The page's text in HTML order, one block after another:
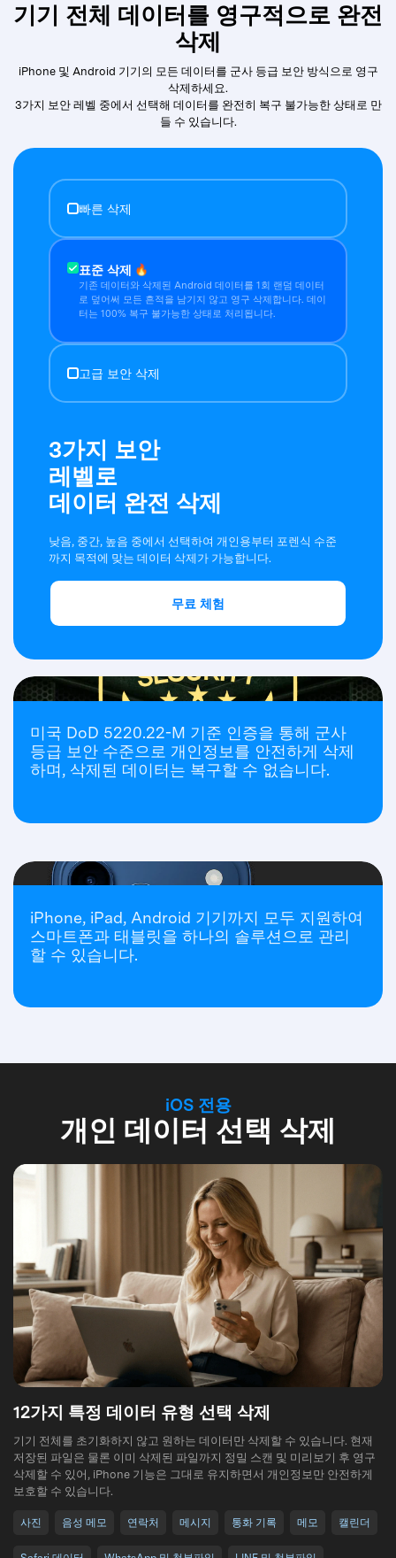
기기 전체 데이터를 영구적으로 완전
삭제
iPhone 및 Android 기기의 모든 데이터를 군사 등급 보안 방식으로 영구
삭제하세요.
3가지 보안 레벨 중에서 선택해 데이터를 완전히 복구 불가능한 상태로 만
들 수 있습니다.
빠른 삭제
표준 삭제 🔥
기존 데이터와 삭제된 Android 데이터를 1회 랜덤 데이터
로 덮어써 모든 흔적을 남기지 않고 영구 삭제합니다. 데이
터는 100% 복구 불가능한 상태로 처리됩니다.
고급 보안 삭제
3가지 보안
레벨로
데이터 완전 삭제
낮음, 중간, 높음 중에서 선택하여 개인용부터 포렌식 수준
까지 목적에 맞는 데이터 삭제가 가능합니다.
무료 체험
군사 등급 수준의
보안 기준
미국 DoD 5220.22-M 기준 인증을 통해 군사
등급 보안 수준으로 개인정보를 안전하게 삭제
하며, 삭제된 데이터는 복구할 수 없습니다.
멀티 플랫폼
호환성
iPhone, iPad, Android 기기까지 모두 지원하여
스마트폰과 태블릿을 하나의 솔루션으로 관리
할 수 있습니다.
iOS 전용
개인 데이터 선택 삭제
12가지 특정 데이터 유형 선택 삭제
기기 전체를 초기화하지 않고 원하는 데이터만 삭제할 수 있습니다. 현재
저장된 파일은 물론 이미 삭제된 파일까지 정밀 스캔 및 미리보기 후 영구
삭제할 수 있어, iPhone 기능은 그대로 유지하면서 개인정보만 안전하게
보호할 수 있습니다.
사진 음성 메모 연락처 메시지 통화 기록 메모 캘린더